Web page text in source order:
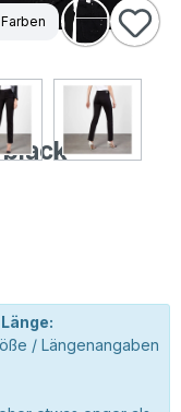
5 Sternen
/ Längenangaben